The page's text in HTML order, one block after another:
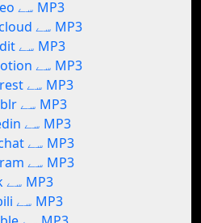
Vimeo سے MP3
Soundcloud سے MP3
Reddit سے MP3
Dailymotion سے MP3
Pinterest سے MP3
Tumblr سے MP3
Linkedin سے MP3
Snapchat سے MP3
Telegram سے MP3
Vk سے MP3
Bilibili سے MP3